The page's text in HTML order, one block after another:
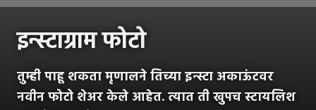
इन्स्टाग्राम फोटो
तुम्ही पाहू शकता मृणालने तिच्या इन्स्टा अकाऊंटवर
नवीन फोटो शेअर केले आहेत. त्यात ती खुपच स्टायलिश